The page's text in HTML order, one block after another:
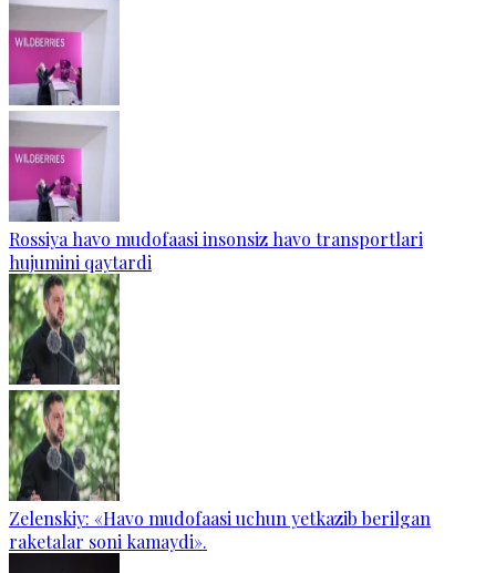
Rossiya havo mudofaasi insonsiz havo transportlari
hujumini qaytardi
Zelenskiy: «Havo mudofaasi uchun yetkazib berilgan
raketalar soni kamaydi».